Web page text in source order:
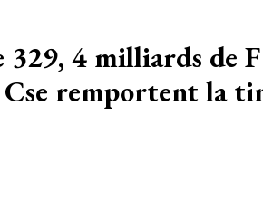
329, 4 milliards de
remportent la